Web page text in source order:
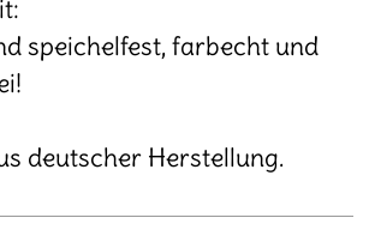
speichelfest, farbecht und
deutscher Herstellung.